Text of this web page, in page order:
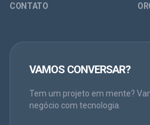
CONTATO
VAMOS CONVERSAR?
Tem um projeto em mente?
negócio com tecnologia.